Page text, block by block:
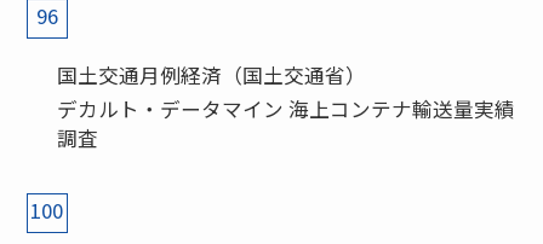
96
国土交通月例経済（国土交通省）
デカルト・データマイン 海上コンテナ輸送量実績
調査
100